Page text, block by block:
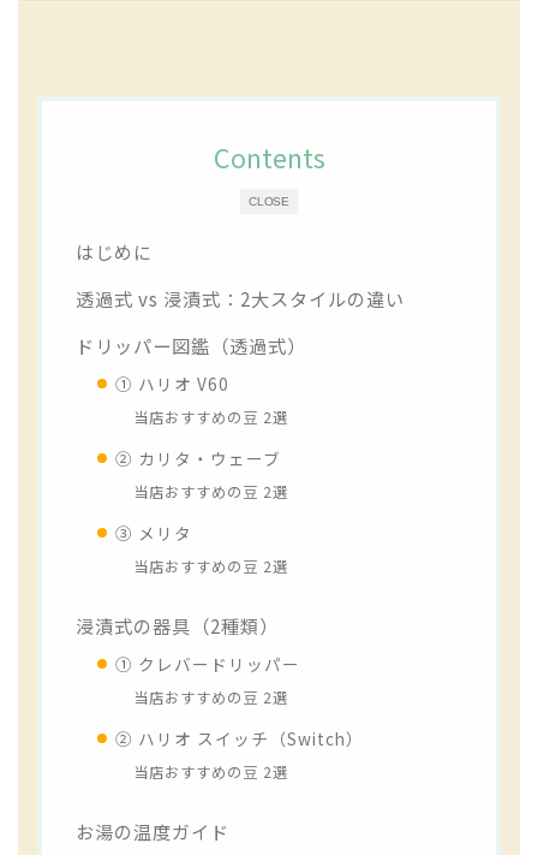
CLOSE
Contents
はじめに
透過式 vs 浸漬式：2大スタイルの違い
ドリッパー図鑑（透過式）
① ハリオ V60
当店おすすめの豆 2選
② カリタ・ウェーブ
当店おすすめの豆 2選
③ メリタ
当店おすすめの豆 2選
浸漬式の器具（2種類）
① クレバードリッパー
当店おすすめの豆 2選
② ハリオ スイッチ（Switch）
当店おすすめの豆 2選
お湯の温度ガイド